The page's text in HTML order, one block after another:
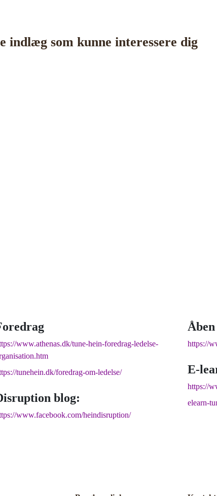
indlæg som kunne interessere dig
www.athenas.dk/tune-hein-foredrag-ledelse-
tunehein.dk/foredrag-om-ledelse/
blog:
www.facebook.com/heindisruption/
https://
E-
https://
elearn-